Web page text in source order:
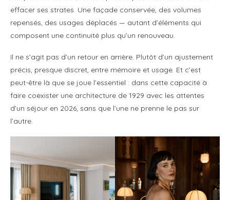
effacer ses strates. Une façade conservée, des volumes
repensés, des usages déplacés — autant d’éléments qui
composent une continuité plus qu’un renouveau.
Il ne s’agit pas d’un retour en arrière. Plutôt d’un ajustement
précis, presque discret, entre mémoire et usage. Et c’est
peut-être là que se joue l’essentiel : dans cette capacité à
faire coexister une architecture de 1929 avec les attentes
d’un séjour en 2026, sans que l’une ne prenne le pas sur
l’autre.